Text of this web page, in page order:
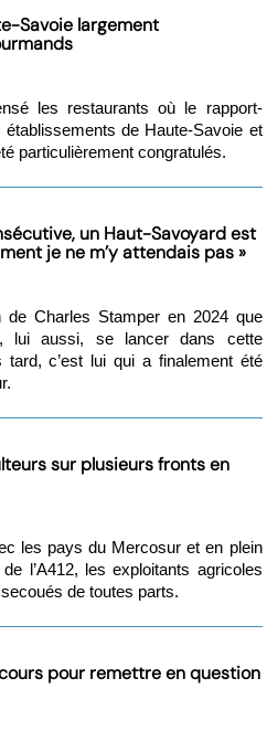
Savoie largement
les restaurants où le rapport-
de Haute-Savoie et
particulièrement congratulés.
un Haut-Savoyard est
je ne m’y attendais pas »
de Charles Stamper en 2024 que
lui aussi, se lancer dans cette
c’est lui qui a finalement été
sur plusieurs fronts en
les pays du Mercosur et en plein
l’A412, les exploitants agricoles
de toutes parts.
pour remettre en question